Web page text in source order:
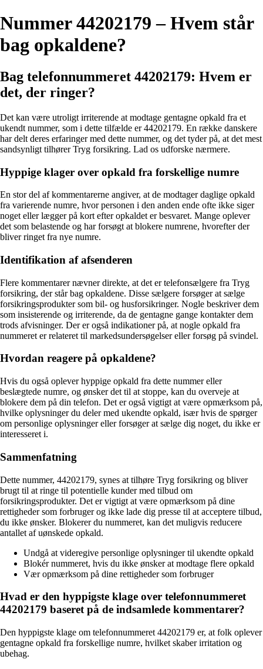
Nummer 44202179 – Hvem står
bag opkaldene?
Bag telefonnummeret 44202179: Hvem er
det, der ringer?
Det kan være utroligt irriterende at modtage gentagne opkald fra et
ukendt nummer, som i dette tilfælde er 44202179. En række danskere
har delt deres erfaringer med dette nummer, og det tyder på, at det mest
sandsynligt tilhører Tryg forsikring. Lad os udforske nærmere.
Hyppige klager over opkald fra forskellige numre
En stor del af kommentarerne angiver, at de modtager daglige opkald
fra varierende numre, hvor personen i den anden ende ofte ikke siger
noget eller lægger på kort efter opkaldet er besvaret. Mange oplever
det som belastende og har forsøgt at blokere numrene, hvorefter der
bliver ringet fra nye numre.
Identifikation af afsenderen
Flere kommentarer nævner direkte, at det er telefon­sælgere fra Tryg
forsikring, der står bag opkaldene. Disse sælgere forsøger at sælge
forsikringsprodukter som bil- og husforsikringer. Nogle beskriver dem
som insisterende og irriterende, da de gentagne gange kontakter dem
trods afvisninger. Der er også indikationer på, at nogle opkald fra
nummeret er relateret til markedsundersøgelser eller forsøg på svindel.
Hvordan reagere på opkaldene?
Hvis du også oplever hyppige opkald fra dette nummer eller
beslægtede numre, og ønsker det til at stoppe, kan du overveje at
blokere dem på din telefon. Det er også vigtigt at være opmærksom på,
hvilke oplysninger du deler med ukendte opkald, især hvis de spørger
om personlige oplysninger eller forsøger at sælge dig noget, du ikke er
interesseret i.
Sammenfatning
Dette nummer, 44202179, synes at tilhøre Tryg forsikring og bliver
brugt til at ringe til potentielle kunder med tilbud om
forsikringsprodukter. Det er vigtigt at være opmærksom på dine
rettigheder som forbruger og ikke lade dig presse til at acceptere tilbud,
du ikke ønsker. Blokerer du nummeret, kan det muligvis reducere
antallet af uønskede opkald.
Undgå at videregive personlige oplysninger til ukendte opkald
Blokér nummeret, hvis du ikke ønsker at modtage flere opkald
Vær opmærksom på dine rettigheder som forbruger
Hvad er den hyppigste klage over telefonnummeret
44202179 baseret på de indsamlede kommentarer?
Den hyppigste klage om telefonnummeret 44202179 er, at folk oplever
gentagne opkald fra forskellige numre, hvilket skaber irritation og
ubehag.